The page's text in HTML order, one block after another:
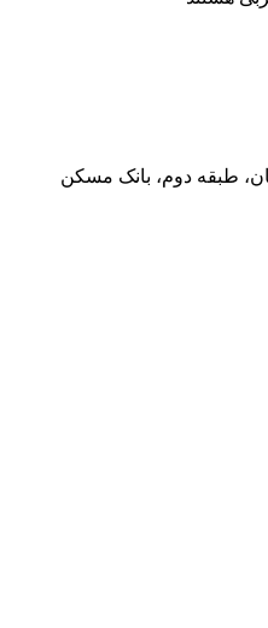
طبقه دوم، بانک مسکن